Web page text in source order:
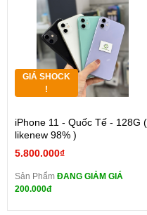
GIÁ SHOCK
!
iPhone 11 - Quốc Tế - 128G (
likenew 98% )
5.800.000₫
Sản Phẩm ĐANG GIẢM GIÁ
200.000đ